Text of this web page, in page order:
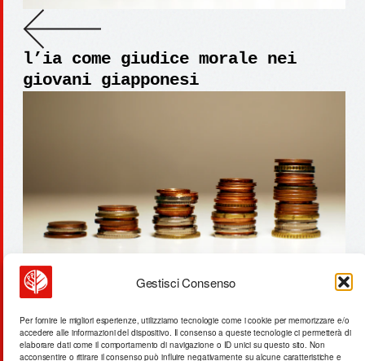
Gestisci Consenso
Per fornire le migliori esperienze, utilizziamo tecnologie come i cookie per memorizzare e/o
accedere alle informazioni del dispositivo. Il consenso a queste tecnologie ci permetterà di
elaborare dati come il comportamento di navigazione o ID unici su questo sito. Non
acconsentire o ritirare il consenso può influire negativamente su alcune caratteristiche e
l’ia come giudice morale nei
giovani giapponesi
necec: 28% meno acqua, 34.000
case senza energia